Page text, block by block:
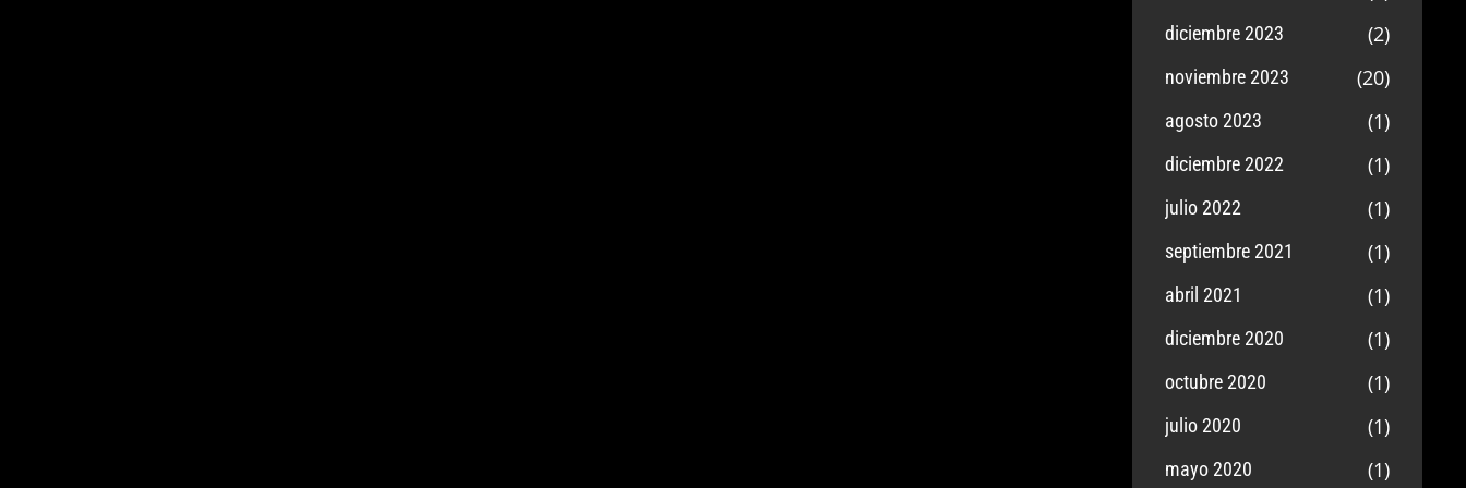
diciembre 2023 (2)
noviembre 2023 (20)
agosto 2023 (1)
diciembre 2022 (1)
julio 2022 (1)
septiembre 2021 (1)
abril 2021 (1)
diciembre 2020 (1)
octubre 2020 (1)
julio 2020 (1)
mayo 2020 (1)